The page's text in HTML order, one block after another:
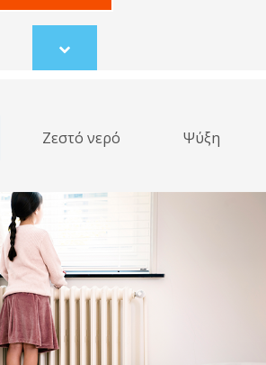
Scroll
to
Ζεστό νερό Ψύξη